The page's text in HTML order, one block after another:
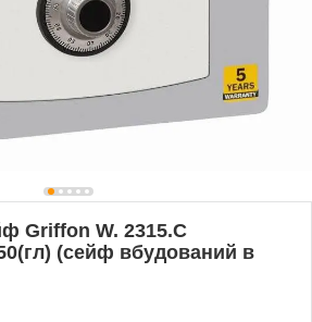
Griffon W. 2315.C
(сейф вбудований в